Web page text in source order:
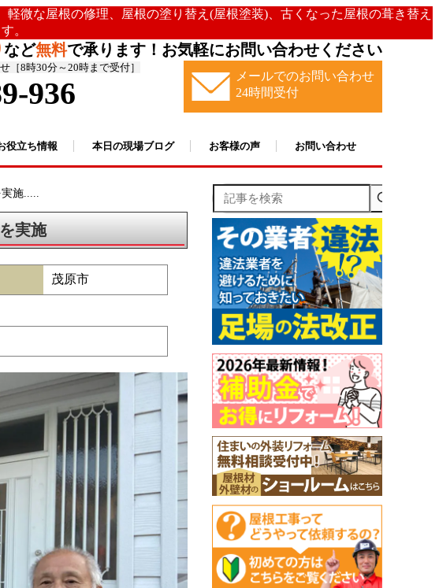
微な屋根の修理、屋根の塗り替え(屋根塗装)、古くなった屋根の葺き替え
。
など無料で承ります！お気軽にお問い合わせください
［8時30分～20時まで受付］
936
メールでのお問い合わせ
24時間受付
役立ち情報 本日の現場ブログ お客様の声 お問い合わせ
施.....
実施
茂原市
記事を検索